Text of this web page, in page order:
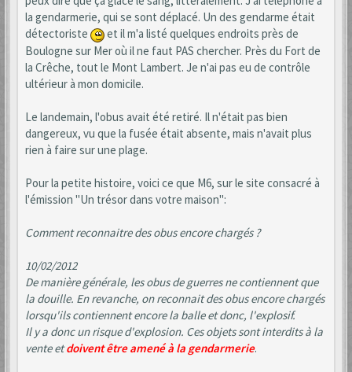
la gendarmerie, qui se sont déplacé. Un des gendarme était
détectoriste
et il m'a listé quelques endroits près de
Boulogne sur Mer où il ne faut PAS chercher. Près du Fort de
la Crêche, tout le Mont Lambert. Je n'ai pas eu de contrôle
ultérieur à mon domicile.
Le landemain, l'obus avait été retiré. Il n'était pas bien
dangereux, vu que la fusée était absente, mais n'avait plus
rien à faire sur une plage.
Pour la petite histoire, voici ce que M6, sur le site consacré à
l'émission "Un trésor dans votre maison":
Comment reconnaitre des obus encore chargés ?
10/02/2012
De manière générale, les obus de guerres ne contiennent que
la douille. En revanche, on reconnait des obus encore chargés
lorsqu'ils contiennent encore la balle et donc, l'explosif.
Il y a donc un risque d'explosion. Ces objets sont interdits à la
vente etdoivent être amené à la gendarmerie.